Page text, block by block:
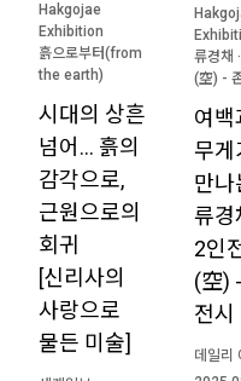
Hakgojae
Exhibition
흙으로부터(from
the earth)
시대의 상흔
넘어… 흙의
감각으로,
근원으로의
회귀
[신리사의
사랑으로
물든 미술]
류경채
(空) -
여백
무게
만나
류경
2인
(空)
전시
데일리